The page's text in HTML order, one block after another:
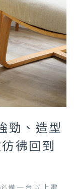
勁、造型
彿回到
備一台以上電